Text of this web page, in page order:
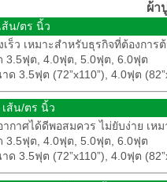
ผ้า
ส้น/ตร นิ้ว
ร็ว เหมาะสำหรับธุรกิจที่ต้องการ
ฟุต, 4.0ฟุต, 5.0ฟุต, 6.0ฟุต
3.5ฟุต (72”x110”), 4.0ฟุต
เส้น/ตร นิ้ว
กาศได้ดีพอสมควร ไม่ยับง่าย เ
ฟุต, 4.0ฟุต, 5.0ฟุต, 6.0ฟุต
3.5ฟุต (72”x110”), 4.0ฟุต